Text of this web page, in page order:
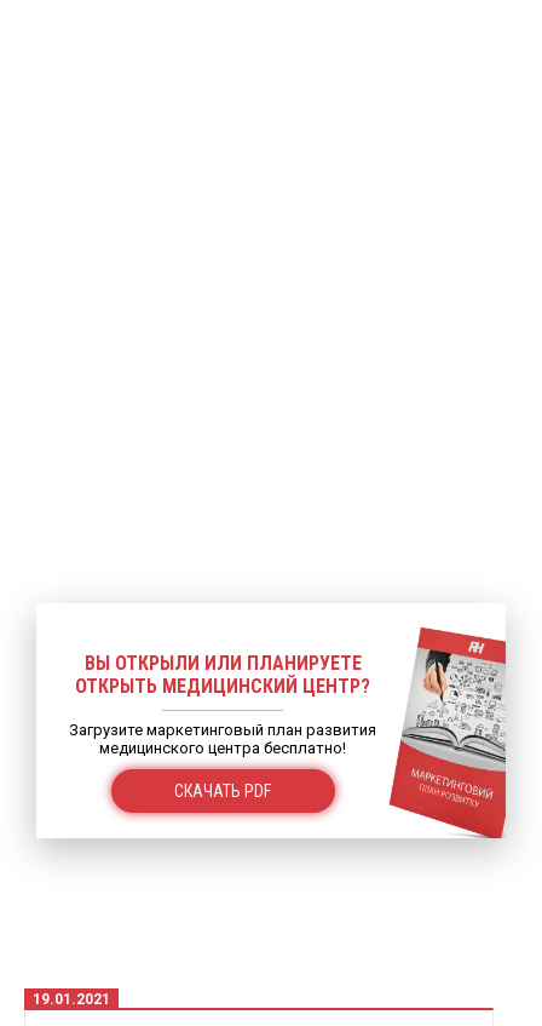
ВЫ ОТКРЫЛИ ИЛИ ПЛАНИРУЕТЕ
ОТКРЫТЬ МЕДИЦИНСКИЙ ЦЕНТР?
Загрузите маркетинговый план развития
медицинского центра бесплатно!
СКАЧАТЬ PDF
19.01.2021